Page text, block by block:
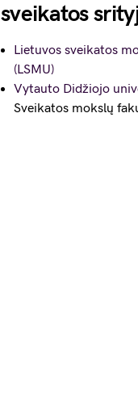
sveikatos
Lietuvos sveikatos
(LSMU)
Vytauto Didžiojo
Sveikatos mokslų